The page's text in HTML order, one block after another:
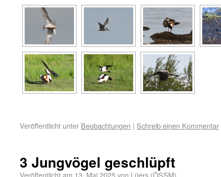
Veröffentlicht unter Beobachtungen | Schreib einen Kommentar
3 Jungvögel geschlüpft
Veröffentlicht am 13. Mai 2025von Lüers (ÖSSM)